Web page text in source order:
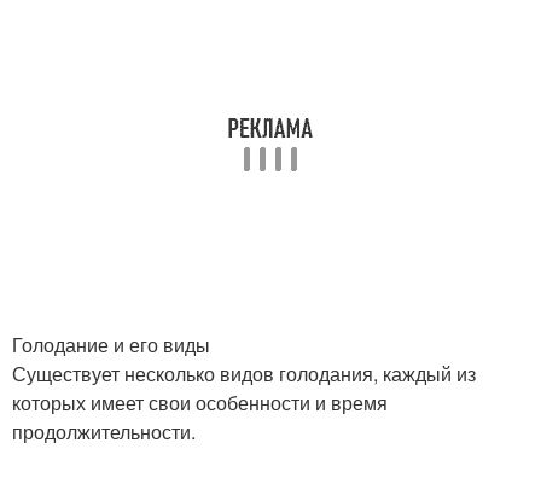
Голодание и его виды
Существует несколько видов голодания, каждый из
которых имеет свои особенности и время
продолжительности.